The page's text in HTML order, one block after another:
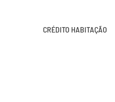
CRÉDITO HABITAÇÃO